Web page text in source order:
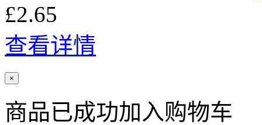
£2.65
查看详情
×
商品已成功加入购物车